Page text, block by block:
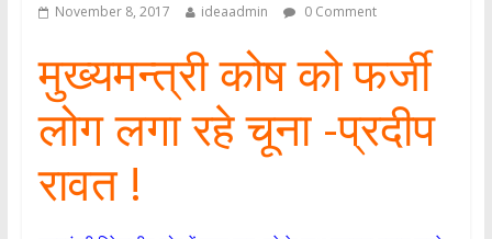
November 8, 2017 ideaadmin 0 Comment
मुख्यमन्त्री कोष को फर्जी
लोग लगा रहे चूना -प्रदीप
रावत !